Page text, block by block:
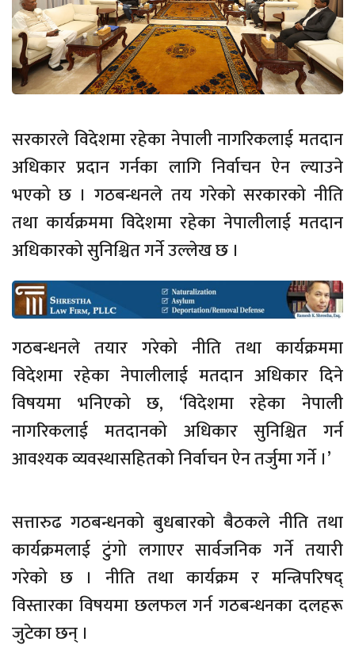
सरकारले विदेशमा रहेका नेपाली नागरिकलाई मतदान
अधिकार प्रदान गर्नका लागि निर्वाचन ऐन ल्याउने
भएको छ । गठबन्धनले तय गरेको सरकारको नीति
तथा कार्यक्रममा विदेशमा रहेका नेपालीलाई मतदान
अधिकारको सुनिश्चित गर्ने उल्लेख छ ।
गठबन्धनले तयार गरेको नीति तथा कार्यक्रममा
विदेशमा रहेका नेपालीलाई मतदान अधिकार दिने
विषयमा भनिएको छ, ‘विदेशमा रहेका नेपाली
नागरिकलाई मतदानको अधिकार सुनिश्चित गर्न
आवश्यक व्यवस्थासहितको निर्वाचन ऐन तर्जुमा गर्ने ।’
सत्तारुढ गठबन्धनको बुधबारको बैठकले नीति तथा
कार्यक्रमलाई टुंगो लगाएर सार्वजनिक गर्ने तयारी
गरेको छ । नीति तथा कार्यक्रम र मन्त्रिपरिषद्
विस्तारका विषयमा छलफल गर्न गठबन्धनका दलहरू
जुटेका छन् ।